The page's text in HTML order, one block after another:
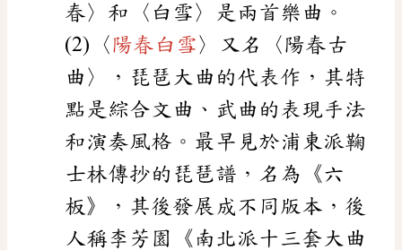
春〉和〈白雪〉是兩首樂曲。
(2)〈 陽春白雪 〉又名〈陽春古
曲〉，琵琶大曲的代表作，其特
點是綜合文曲、武曲的表現手法
和演奏風格。最早見於浦東派鞠
士林傳抄的琵琶譜，名為《六
板》，其後發展成不同版本，後
人稱李芳園《南北派十三套大曲